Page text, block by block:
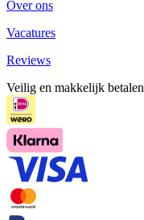
Over ons
Vacatures
Reviews
Veilig en makkelijk betalen